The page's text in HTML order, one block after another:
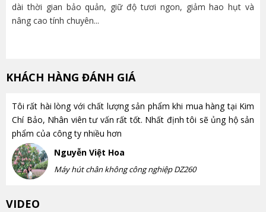
dài thời gian bảo quản, giữ độ tươi ngon, giảm hao hụt và
nâng cao tính chuyên...
KHÁCH HÀNG ĐÁNH GIÁ
Tôi rất hài lòng với chất lượng sản phẩm khi mua hàng tại Kim
Chí Bảo, Nhân viên tư vấn rất tốt. Nhất định tôi sẽ ủng hộ sản
phẩm của công ty nhiều hơn
Nguyễn Việt Hoa
Máy hút chân không công nghiệp DZ260
VIDEO